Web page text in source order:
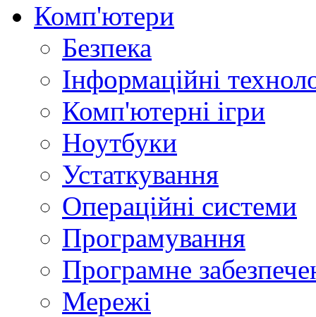
Комп'ютери
Безпека
Інформаційні
Комп'ютерні ігри
Ноутбуки
Устаткування
Операційні системи
Програмування
Програмне
Мережі